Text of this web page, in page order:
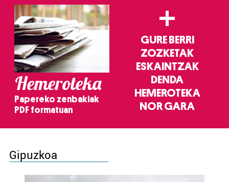
Hemeroteka
Papereko zenbakiak
PDF formatuan
+
GURE BERRI
ZOZKETAK
ESKAINTZAK
DENDA
HEMEROTEKA
NOR GARA
Gipuzkoa